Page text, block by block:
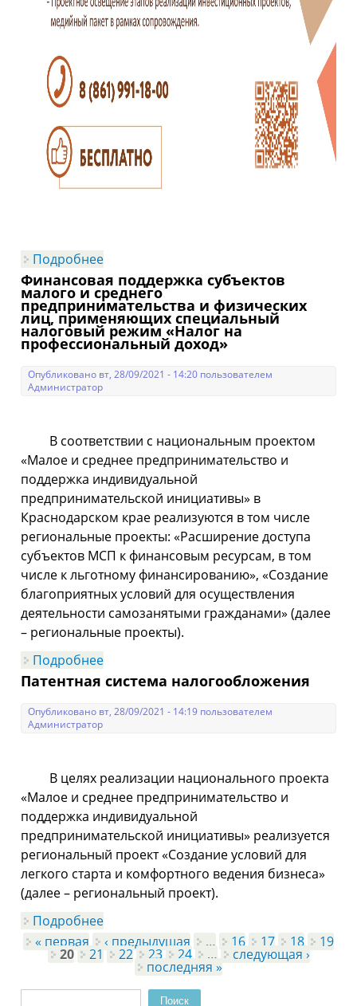
Подробнее
инвестиционных проектов
Финансовая поддержка субъектов
малого и среднего
предпринимательства и физических
лиц, применяющих специальный
налоговый режим «Налог на
профессиональный доход»
Опубликовано вт, 28/09/2021 - 14:20 пользователем
Администратор
В соответствии с национальным проектом
«Малое и среднее предпринимательство и
поддержка индивидуальной
предпринимательской инициативы» в
Краснодарском крае реализуются в том числе
региональные проекты: «Расширение доступа
субъектов МСП к финансовым ресурсам, в том
числе к льготному финансированию», «Создание
благоприятных условий для осуществления
деятельности самозанятыми гражданами» (далее
– региональные проекты).
Подробнее
предпринимательства и физических
налоговый режим «Налог на
Патентная система налогообложения
Опубликовано вт, 28/09/2021 - 14:19 пользователем
Администратор
В целях реализации национального проекта
«Малое и среднее предпринимательство и
поддержка индивидуальной
предпринимательской инициативы» реализуется
региональный проект «Создание условий для
легкого старта и комфортного ведения бизнеса»
(далее – региональный проект).
Подробнее
Страницы
« первая ‹ предыдущая … 16 17 18 19
20 21 22 23 24 … следующая ›
последняя »
Поиск